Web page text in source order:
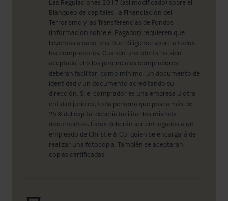
Las Regulaciones 2017 (así modificado) sobre el
Blanqueo de capitales, la Financiación del
Terrorismo y las Transferencias de Fondos
(información sobre el Pagador) requieren que
llevemos a cabo una Due Diligence sobre a todos
los compradores. Cuando una oferta ha sido
aceptada, el o los potenciales compradores
deberán facilitar, como mínimo, un documento de
identidad y un documento acreditando su
dirección. Si el comprador es una empresa u otra
entidad jurídica, toda persona que posea más del
25% del capital debería facilitar los mismos
documentos. Éstos deberán ser entregados a un
empleado de Christie & Co, quien se encargará de
realizar una fotocopia. También se aceptarán
copias certificadas.